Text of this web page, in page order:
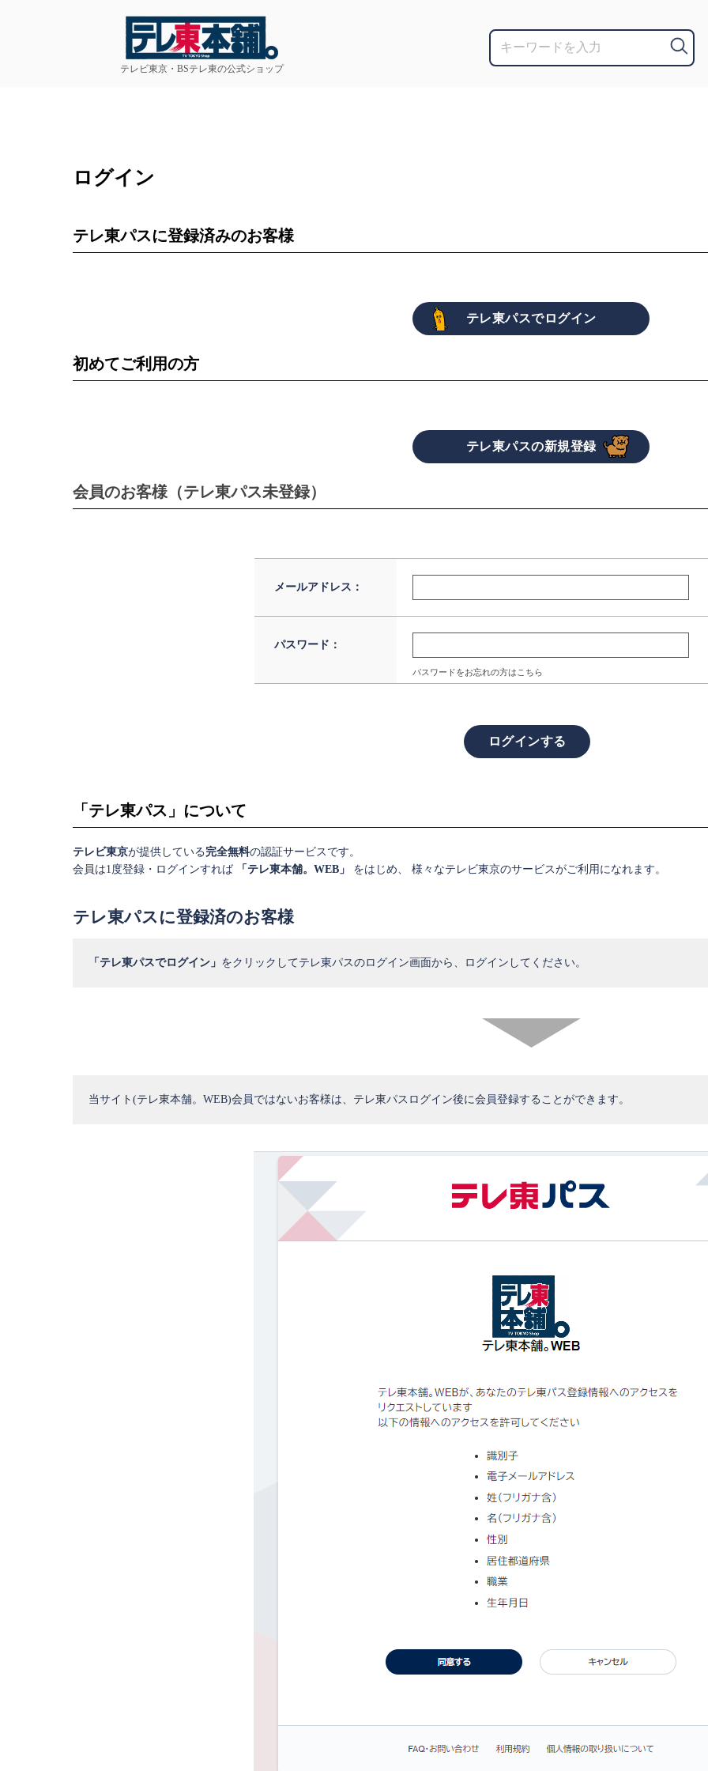
テレビ東京・BSテレ東の公式ショップ
ログイン
テレ東パスに登録済みのお客様
初めてご利用の方
会員のお客様（テレ東パス未登録）
メールアドレス：
パスワード：
パスワードをお忘れの方はこちら
「テレ東パス」について
テレビ東京が提供している 完全無料の認証サービスです。
会員は1度登録・ログインすれば
「テレ東本舗。WEB」 をはじめ、 様々なテレビ東京のサービスがご利用になれます。
テレ東パスに登録済のお客様
「テレ東パスでログイン」 をクリックしてテレ東パスのログイン画面から、ログインしてください。
当サイト(テレ東本舗。WEB)会員ではないお客様は、テレ東パスログイン後に会員登録することができます。